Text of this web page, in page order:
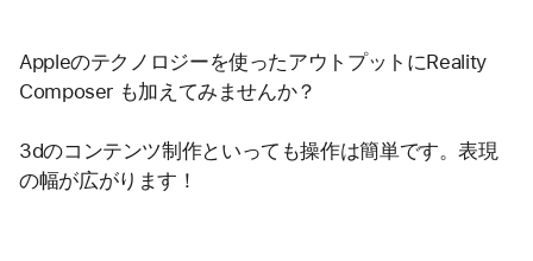
Appleのテクノロジーを使ったアウトプットにReality
Composer も加えてみませんか？
3dのコンテンツ制作といっても操作は簡単です。表現
の幅が広がります！